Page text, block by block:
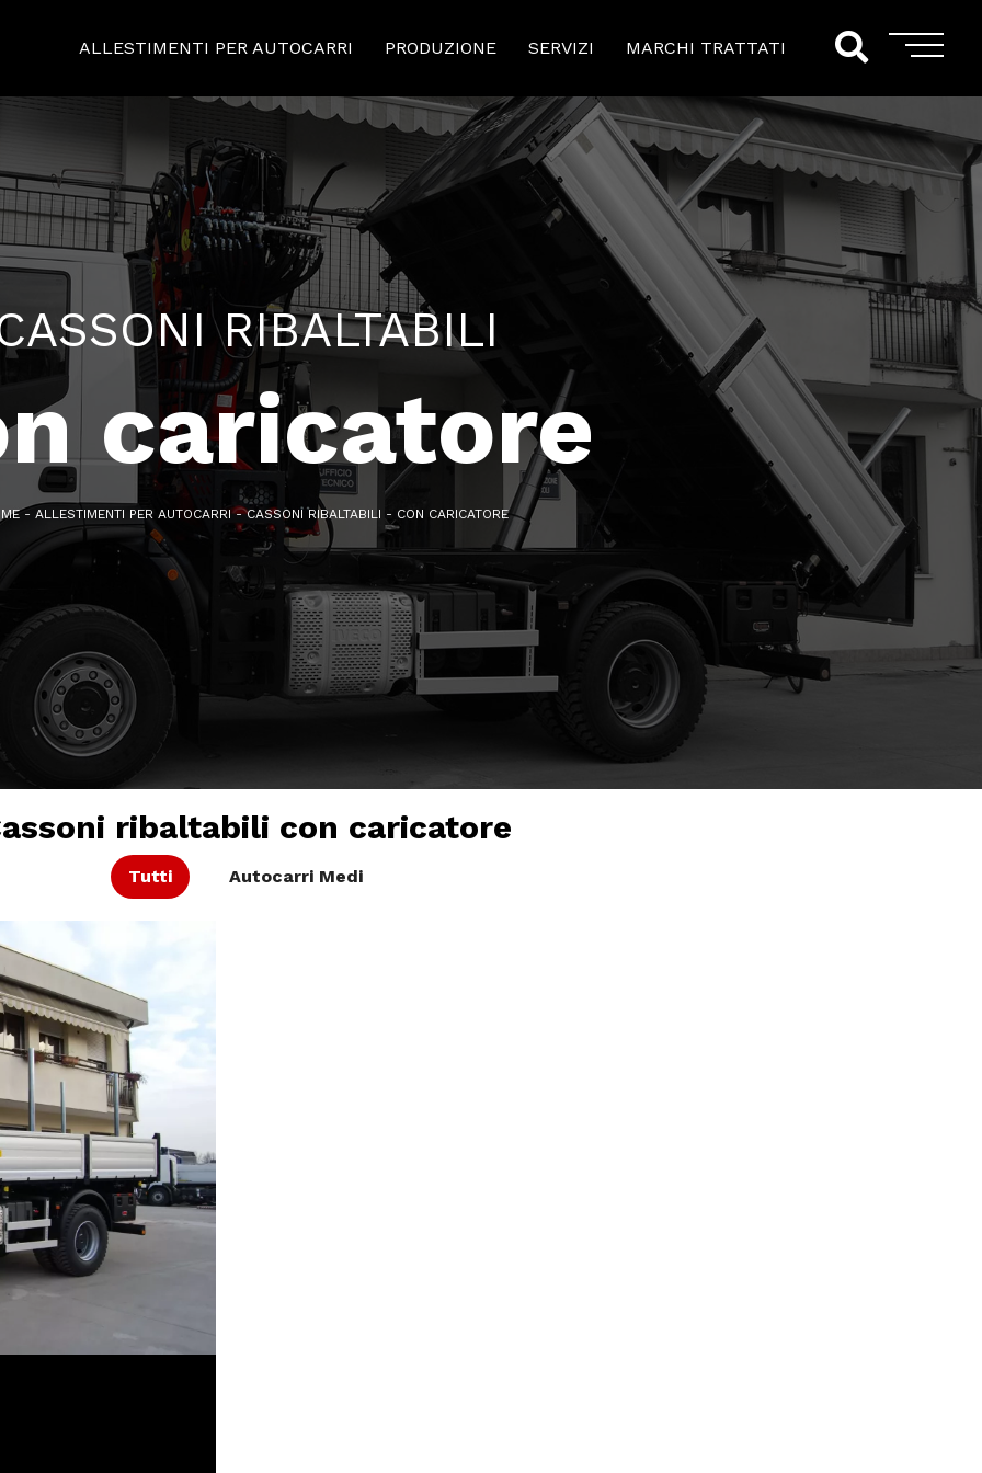
ALLESTIMENTI PER AUTOCARRI PRODUZIONE SERVIZI MARCHI TRATTATI
RIBALTABILI
caricatore
- ALLESTIMENTI PER AUTOCARRI-CASSONI RIBALTABILI - CON CARICATORE
ribaltabili con caricatore
Tutti Autocarri Medi